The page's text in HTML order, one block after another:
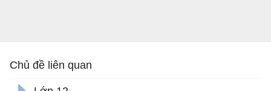
Chủ đề liên quan